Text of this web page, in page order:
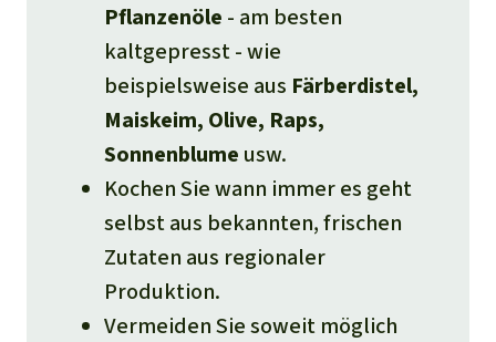
Pflanzenöle - am besten
kaltgepresst - wie
beispielsweise aus Färberdistel,
Maiskeim, Olive, Raps,
Sonnenblume usw.
Kochen Sie wann immer es geht
selbst aus bekannten, frischen
Zutaten aus regionaler
Produktion.
Vermeiden Sie soweit möglich